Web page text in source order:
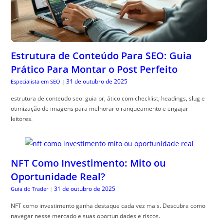
Estrutura de Conteúdo Para SEO: Guia
Prático Para Montar o Post Perfeito
Especialista em SEO | 31 de outubro de 2025
estrutura de conteudo seo: guia pr, ático com checklist, headings, slug e
otimização de imagens para melhorar o ranqueamento e engajar
leitores.
NFT Como Investimento: Mito ou
Oportunidade Real?
Guia do Trader | 31 de outubro de 2025
NFT como investimento ganha destaque cada vez mais. Descubra como
navegar nesse mercado e suas oportunidades e riscos.